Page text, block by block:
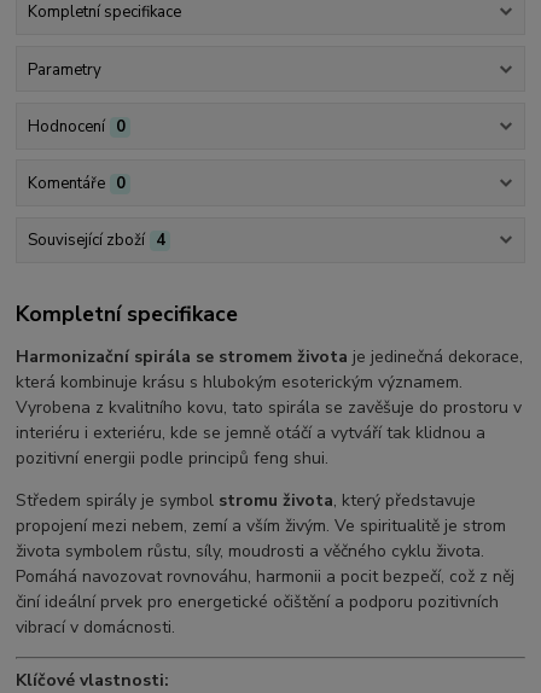
Kompletní specifikace
Parametry
Hodnocení 0
Komentáře 0
Související zboží 4
Kompletní specifikace
Harmonizační spirála se stromem života je jedinečná dekorace,
která kombinuje krásu s hlubokým esoterickým významem.
Vyrobena z kvalitního kovu, tato spirála se zavěšuje do prostoru v
interiéru i exteriéru, kde se jemně otáčí a vytváří tak klidnou a
pozitivní energii podle principů feng shui.
Středem spirály je symbol stromu života, který představuje
propojení mezi nebem, zemí a vším živým. Ve spiritualitě je strom
života symbolem růstu, síly, moudrosti a věčného cyklu života.
Pomáhá navozovat rovnováhu, harmonii a pocit bezpečí, což z něj
činí ideální prvek pro energetické očištění a podporu pozitivních
vibrací v domácnosti.
Klíčové vlastnosti: